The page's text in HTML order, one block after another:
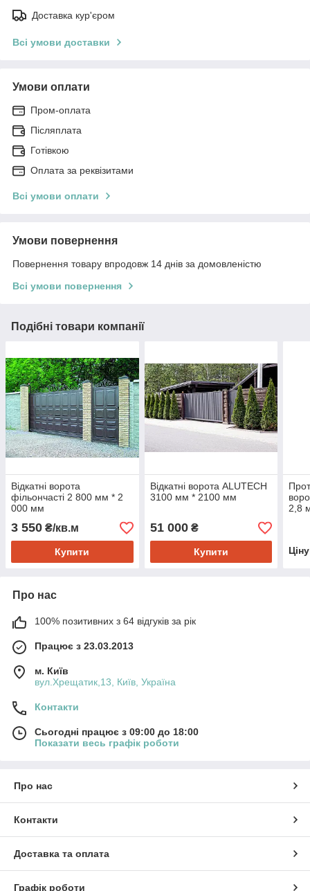
Доставка кур'єром
Всі умови доставки
Умови оплати
Пром-оплата
Післяплата
Готівкою
Оплата за реквізитами
Всі умови оплати
Умови повернення
Повернення товару впродовж 14 днів за домовленістю
Всі умови повернення
Подібні товари компанії
Відкатні ворота
фільончасті 2 800 мм * 2
000 мм
3 550 ₴/кв.м
Купити
Відкатні ворота ALUTECH
3100 мм * 2100 мм
51 000₴
Купити
2,8
Про нас
100% позитивних з 64 відгуків за рік
Працює з 23.03.2013
м. Київ
вул.Хрещатик,13, Київ, Україна
Контакти
Сьогодні працює з 09:00 до 18:00
Показати весь графік роботи
Про нас
Контакти
Доставка та оплата
Графік роботи